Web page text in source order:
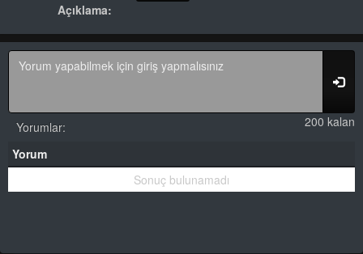
Açıklama:
200 kalan
Yorumlar:
Yorum
Sonuç bulunamadı